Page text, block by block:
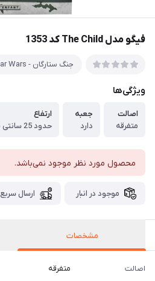
فیگو مدل The Child کد 1353
جنگ ستارگان - Star Wars
ویژگی‌ها
اصالت
متفرقه
جعبه
دارد
ارتفاع
حدود 25 سانتی متر
محصول مورد نظر موجود نمی‌باشد.
موجود در انبار ارسال سریع
مشخصات
اصالت متفرقه